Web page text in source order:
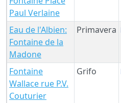
Paul Verlaine
Eau de l'Albien:
Fontaine de la
Madone
Primavera
Fontaine
Wallace rue P.V.
Couturier
Grifo